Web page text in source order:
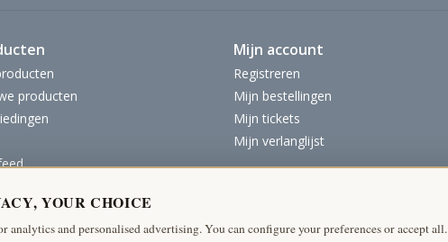
producten
Mijn account
Registreren
Mijn bestellingen
Mijn tickets
Mijn verlanglijst
YOUR CHOICE
analytics and personalised advertising. You can configure your preferences or accept all.